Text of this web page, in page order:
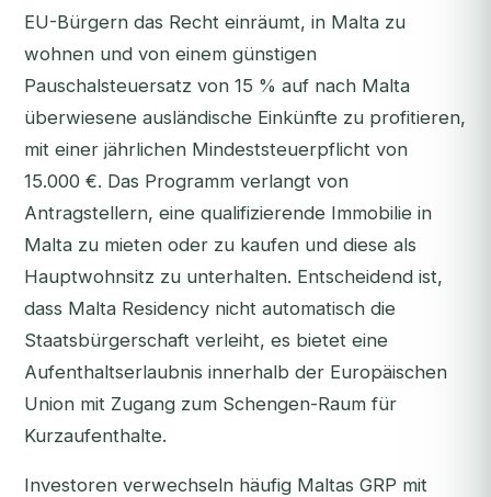
EU-Bürgern das Recht einräumt, in Malta zu
wohnen und von einem günstigen
Pauschalsteuersatz von 15 % auf nach Malta
überwiesene ausländische Einkünfte zu profitieren,
mit einer jährlichen Mindeststeuerpflicht von
15.000 €. Das Programm verlangt von
Antragstellern, eine qualifizierende Immobilie in
Malta zu mieten oder zu kaufen und diese als
Hauptwohnsitz zu unterhalten. Entscheidend ist,
dass Malta Residency nicht automatisch die
Staatsbürgerschaft verleiht, es bietet eine
Aufenthaltserlaubnis innerhalb der Europäischen
Union mit Zugang zum Schengen-Raum für
Kurzaufenthalte.
Investoren verwechseln häufig Maltas GRP mit